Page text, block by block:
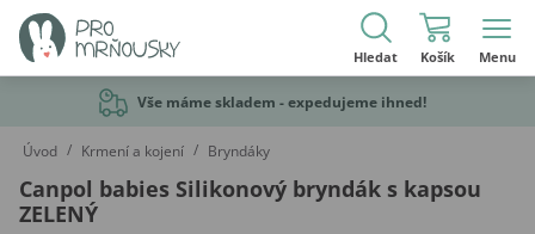
Hledat Košík Menu
Vše máme skladem - expedujeme ihned!
Úvod / Krmení a kojení / Bryndáky
Canpol babies Silikonový bryndák s kapsou
ZELENÝ